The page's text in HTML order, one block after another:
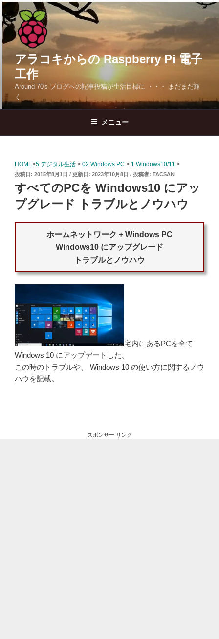
コ
ン
テ
ン
へ
ッ
プ
アラコキからの Raspberry Pi 電子
工作
Around 70's ブログへの記事投稿が生活目標に ・・・ まだまだ輝
く
メニュー
HOME>5 デジタル生活 > 02 Windows PC > 1 Windows10/11 >
投
日:
2015年8月1日 2023年10月8日 投稿者: TACSAN
すべてのPCを Windows10 にアッ
プグレード トラブルとノウハウ
ホームネットワーク + Windows PC
Windows10 にアップグレード
トラブルとノウハウ
宅内にあるPCを全て
Windows 10 にアップデートした。
この時のトラブルや、 Windows 10 の使い方に関するノウ
ハウを記載。
スポンサー リンク